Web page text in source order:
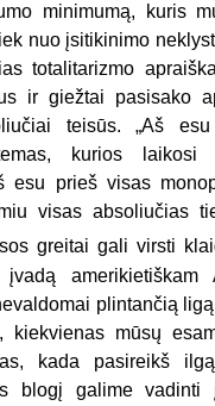
minimumą, kuris
nuo įsitikinimo
totalitarizmo
ir giežtai pasisako
teisūs. „Aš
kurios laikosi
esu prieš visas
visas absoliučias
greitai gali virsti
amerikietiškam
plintančią
kiekvienas mūsų
kada pasireikš
blogį galime vadinti